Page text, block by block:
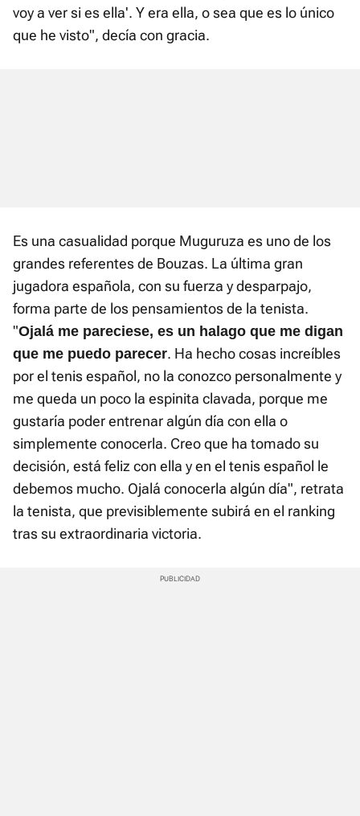
voy a ver si es ella'. Y era ella, o sea que es lo único
que he visto", decía con gracia.
Es una casualidad porque Muguruza es uno de los
grandes referentes de Bouzas. La última gran
jugadora española, con su fuerza y desparpajo,
forma parte de los pensamientos de la tenista.
"Ojalá me pareciese, es un halago que me digan
que me puedo parecer. Ha hecho cosas increíbles
por el tenis español, no la conozco personalmente y
me queda un poco la espinita clavada, porque me
gustaría poder entrenar algún día con ella o
simplemente conocerla. Creo que ha tomado su
decisión, está feliz con ella y en el tenis español le
debemos mucho. Ojalá conocerla algún día", retrata
la tenista, que previsiblemente subirá en el ranking
tras su extraordinaria victoria.